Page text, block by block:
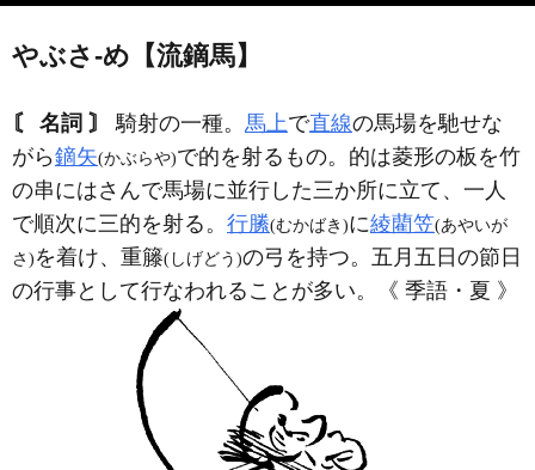
やぶさ‐め【流鏑馬】
〘 名詞 〙 騎射の一種。 馬上で直線の馬場を馳せな
がら鏑矢(かぶらや)で的を射るもの。的は菱形の板を竹
の串にはさんで馬場に並行した三か所に立て、一人
で順次に三的を射る。 行縢(むかばき)に綾藺笠(あやいが
さ)を着け、重籐(しげどう)の弓を持つ。五月五日の節日
の行事として行なわれることが多い。《 季語・夏 》